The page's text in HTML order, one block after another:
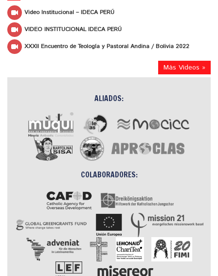
Video Institucional – IDECA PERÚ
VIDEO INSTITUCIONAL IDECA PERÚ
XXXII Encuentro de Teología y Pastoral Andina / Bolivia 2022
Más Videos »
ALIADOS:
COLABORADORES: